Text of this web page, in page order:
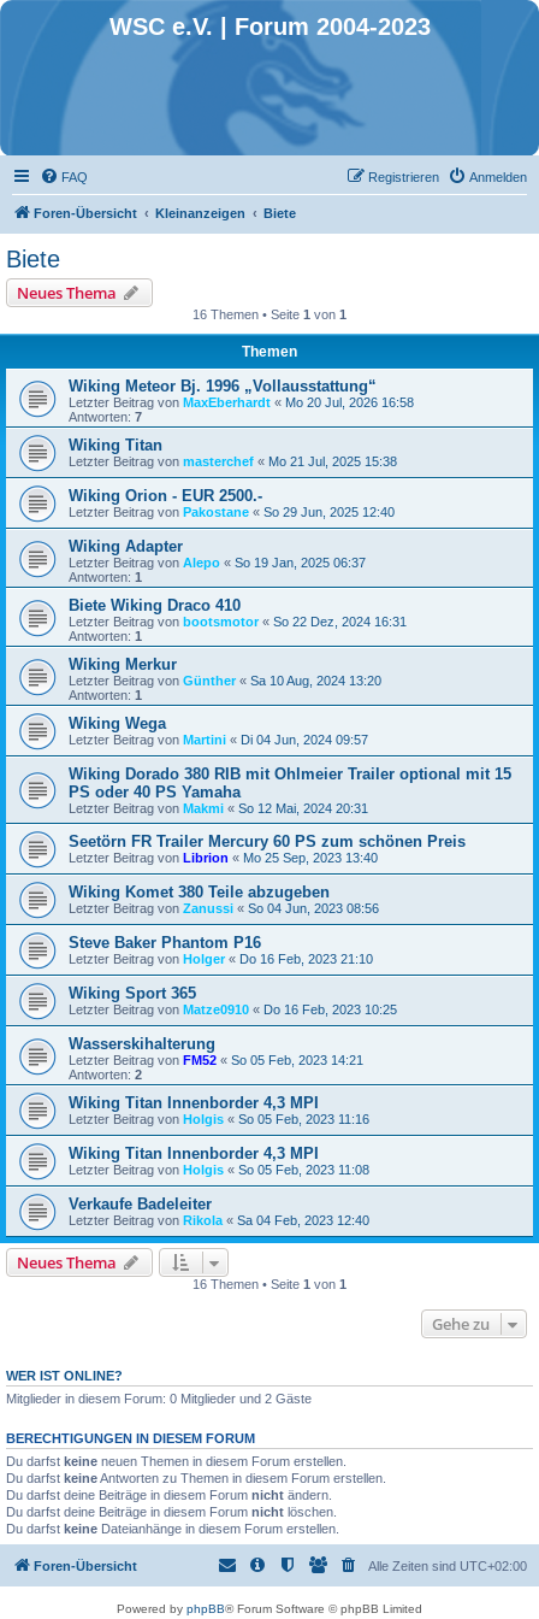
WSC e.V. | Forum 2004-2023
FAQ Anmelden
Registrieren
Foren-Übersicht Kleinanzeigen Biete
Biete
Neues Thema
16 Themen • Seite 1 von 1
Themen
Wiking Meteor Bj. 1996 „Vollausstattung“
Letzter Beitrag von MaxEberhardt « Mo 20 Jul, 2026 16:58
Antworten: 7
Wiking Titan
Letzter Beitrag von masterchef « Mo 21 Jul, 2025 15:38
Wiking Orion - EUR 2500.-
Letzter Beitrag von Pakostane « So 29 Jun, 2025 12:40
Wiking Adapter
Letzter Beitrag von Alepo « So 19 Jan, 2025 06:37
Antworten: 1
Biete Wiking Draco 410
Letzter Beitrag von bootsmotor« So 22 Dez, 2024 16:31
Antworten: 1
Wiking Merkur
Letzter Beitrag von Günther « Sa 10 Aug, 2024 13:20
Antworten: 1
Wiking Wega
Letzter Beitrag von Martini « Di 04 Jun, 2024 09:57
Wiking Dorado 380 RIB mit Ohlmeier Trailer optional mit 15
PS oder 40 PS Yamaha
Letzter Beitrag von Makmi « So 12 Mai, 2024 20:31
Seetörn FR Trailer Mercury 60 PS zum schönen Preis
Letzter Beitrag von Librion « Mo 25 Sep, 2023 13:40
Wiking Komet 380 Teile abzugeben
Letzter Beitrag von Zanussi « So 04 Jun, 2023 08:56
Steve Baker Phantom P16
Letzter Beitrag von Holger« Do 16 Feb, 2023 21:10
Wiking Sport 365
Letzter Beitrag von Matze0910 « Do 16 Feb, 2023 10:25
Wasserskihalterung
Letzter Beitrag von FM52 « So 05 Feb, 2023 14:21
Antworten: 2
Wiking Titan Innenborder 4,3 MPI
Letzter Beitrag von Holgis « So 05 Feb, 2023 11:16
Wiking Titan Innenborder 4,3 MPI
Letzter Beitrag von Holgis « So 05 Feb, 2023 11:08
Verkaufe Badeleiter
Letzter Beitrag von Rikola « Sa 04 Feb, 2023 12:40
Neues Thema
16 Themen • Seite 1 von 1
Gehe zu
WER IST ONLINE?
Mitglieder in diesem Forum: 0 Mitglieder und 2 Gäste
BERECHTIGUNGEN IN DIESEM FORUM
Du darfst keine neuen Themen in diesem Forum erstellen.
Du darfst keineAntworten zu Themen in diesem Forum erstellen.
Du darfst deine Beiträge in diesem Forum nicht ändern.
Du darfst deine Beiträge in diesem Forum nicht löschen.
Du darfst keine Dateianhänge in diesem Forum erstellen.
Foren-Übersicht Alle Zeiten sind UTC+02:00
Powered by phpBB® Forum Software © phpBB Limited